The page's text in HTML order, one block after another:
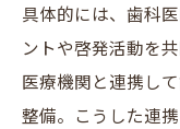
具体的には、歯科
ントや啓発活動を
医療機関と連携し
整備。こうした連